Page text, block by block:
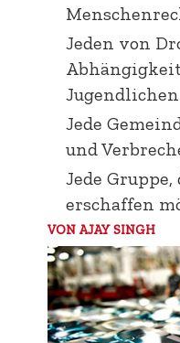
Jeden von
Jugendlichen
Jede
und
Jede
erschaffen
VON AJAY SINGH